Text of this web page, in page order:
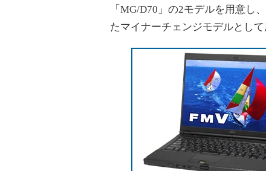
「MG/D70」の2モデルを用意し
たマイナーチェンジモデルとして